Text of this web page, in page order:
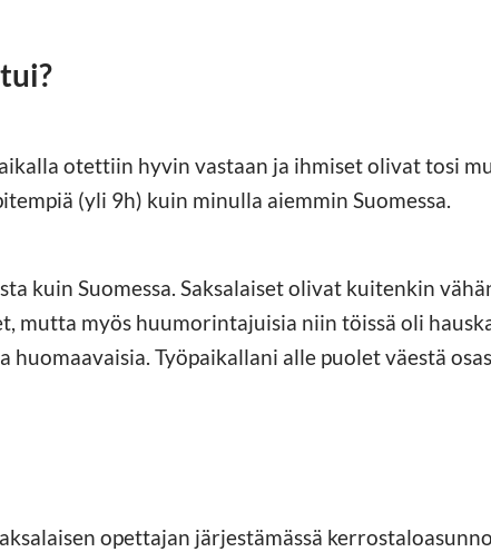
otettiin hyvin vastaan ja ihmiset olivat tosi
(yli 9h) kuin minulla aiemmin Suomessa.
kuin Suomessa. Saksalaiset olivat kuitenkin
mutta myös huumorintajuisia niin töissä oli
Työpaikallani alle puolet väestä
opettajan järjestämässä